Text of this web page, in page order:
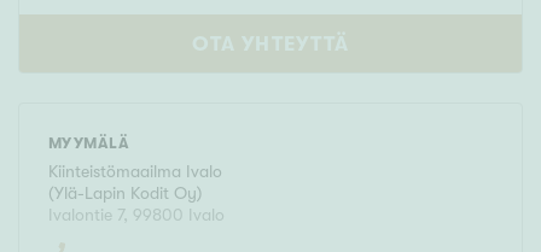
OTA YHTEYTTÄ
MYYMÄLÄ
Kiinteistömaailma Ivalo
(Ylä-Lapin Kodit Oy)
Ivalontie 7, 99800 Ivalo